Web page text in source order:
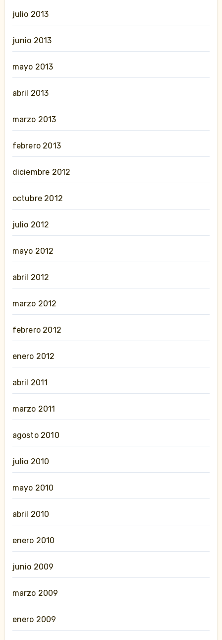
julio 2013
junio 2013
mayo 2013
abril 2013
marzo 2013
febrero 2013
diciembre 2012
octubre 2012
julio 2012
mayo 2012
abril 2012
marzo 2012
febrero 2012
enero 2012
abril 2011
marzo 2011
agosto 2010
julio 2010
mayo 2010
abril 2010
enero 2010
junio 2009
marzo 2009
enero 2009